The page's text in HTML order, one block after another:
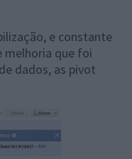
e constante
melhoria que foi
dados, as pivot